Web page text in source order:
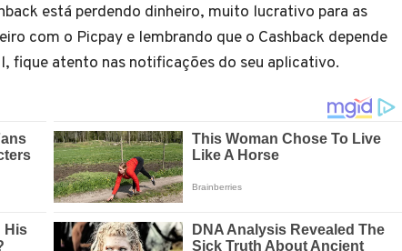
está perdendo dinheiro, muito lucrativo para as
com o Picpay e lembrando que o Cashback depende
fique atento nas notificações do seu aplicativo.